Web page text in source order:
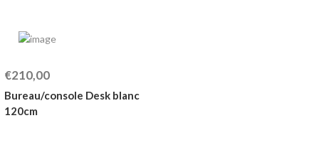
€210,00
Bureau/console Desk blanc
120cm